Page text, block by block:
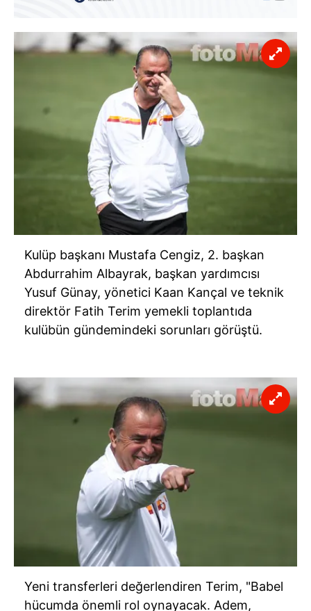
Kulüp başkanı Mustafa Cengiz, 2. başkan
Abdurrahim Albayrak, başkan yardımcısı
Yusuf Günay, yönetici Kaan Kançal ve teknik
direktör Fatih Terim yemekli toplantıda
kulübün gündemindeki sorunları görüştü.
Yeni transferleri değerlendiren Terim, "Babel
hücumda önemli rol oynayacak. Adem,